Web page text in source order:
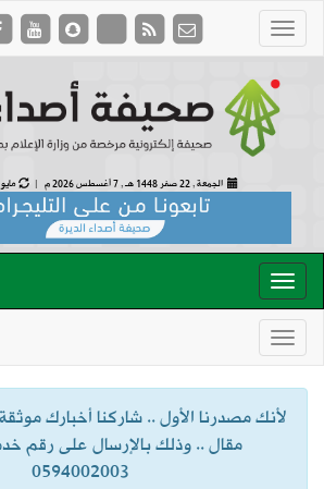
الجمعة , 22 صفر 1448 هـ , 7 أغسطس 2026 م | مايو 10, 2014 ,
لأنك مصدرنا الأول .. شاركنا أخبارك
مقال .. وذلك بالإرسال على رقم
0594002003